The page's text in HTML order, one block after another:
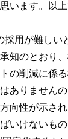
います。以上
用が難しい
知のとおり
の削減に係
ありません
向性が示さ
いけないも